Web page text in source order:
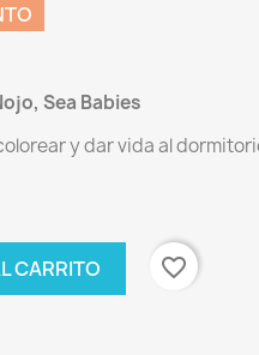
Sea Babies
y dar vida al
CARRITO favorite_border